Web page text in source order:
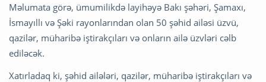
Məlumata görə, ümumilikdə layihəyə Bakı şəhəri, Şamaxı,
İsmayıllı və Şəki rayonlarından olan 50 şəhid ailəsi üzvü,
qazilər, müharibə iştirakçıları və onların ailə üzvləri cəlb
ediləcək.
Xatırladaq ki, şəhid ailələri, qazilər, müharibə iştirakçıları və